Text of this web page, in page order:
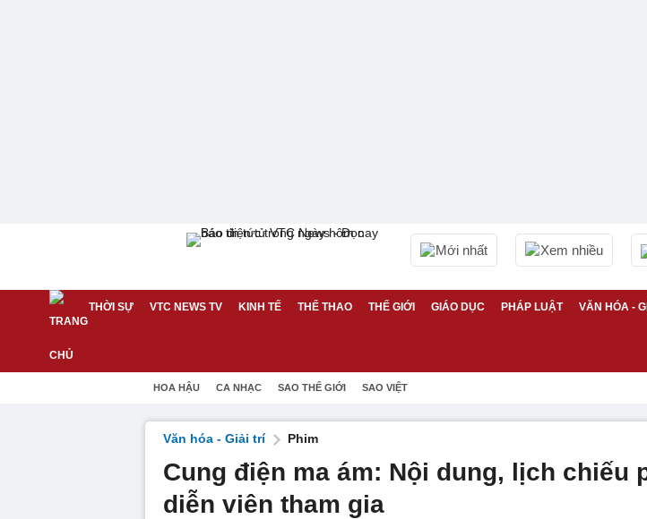
Mới nhất Xem nhiều
THỜI SỰ VTC NEWS TV KINH TẾ THỂ THAO THẾ GIỚI GIÁO DỤC PHÁP LUẬT VĂN HÓA -
HOA HẬU CA NHẠC SAO THẾ GIỚI SAO VIỆT
Văn hóa - Giải trí Phim
Cung điện ma ám: Nội dung, lịch chiếu
diễn viên tham gia